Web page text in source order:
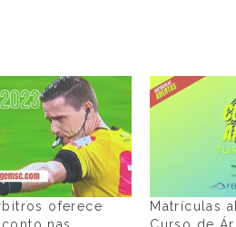
oferece
Matrículas